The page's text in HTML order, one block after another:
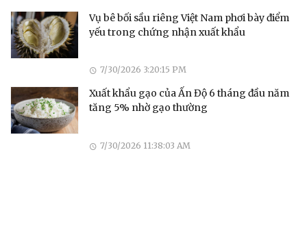
Vụ bê bối sầu riêng Việt Nam phơi bày điểm
yếu trong chứng nhận xuất khẩu
7/30/2026 3:20:15 PM
Xuất khẩu gạo của Ấn Độ 6 tháng đầu năm
tăng 5% nhờ gạo thường
7/30/2026 11:38:03 AM